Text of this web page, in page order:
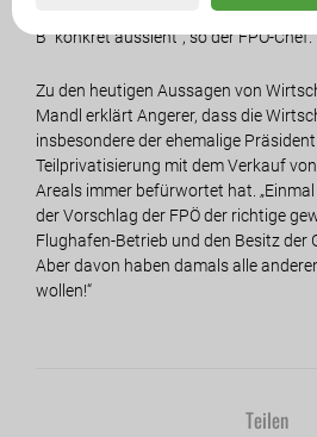
konkreten Auswirkungen ein
B´ konkret aussieht“, so der FPÖ-Chef.
Zu den heutigen Aussagen von
Mandl erklärt Angerer, dass die
insbesondere der ehemalige
Teilprivatisierung mit dem Verkauf
Areals immer befürwortet hat.
der Vorschlag der FPÖ der richtige
Flughafen-Betrieb und den Besitz der
Aber davon haben damals alle
wollen!“
Teilen